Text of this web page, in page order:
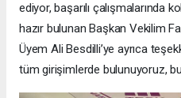
ediyor, başarılı çalışmalarında
hazır bulunan Başkan Vekilim
Üyem Ali Besdilli’ye ayrıca
tüm girişimlerde bulunuyoruz,